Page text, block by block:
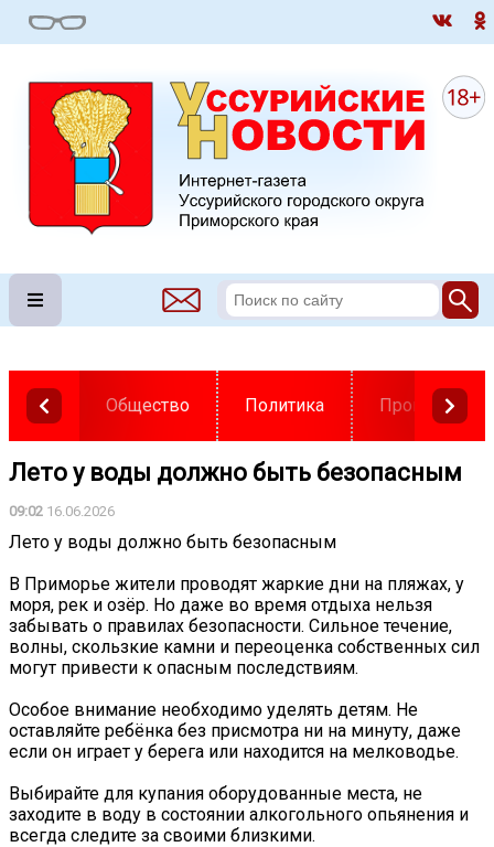
Общество Политика
Лето у воды должно быть безопасным
09:02 16.06.2026
Лето у воды должно быть безопасным
В Приморье жители проводят жаркие дни на пляжах, у
моря, рек и озёр. Но даже во время отдыха нельзя
забывать о правилах безопасности. Сильное течение,
волны, скользкие камни и переоценка собственных сил
могут привести к опасным последствиям.
Особое внимание необходимо уделять детям. Не
оставляйте ребёнка без присмотра ни на минуту, даже
если он играет у берега или находится на мелководье.
️Выбирайте для купания оборудованные места, не
заходите в воду в состоянии алкогольного опьянения и
всегда следите за своими близкими.